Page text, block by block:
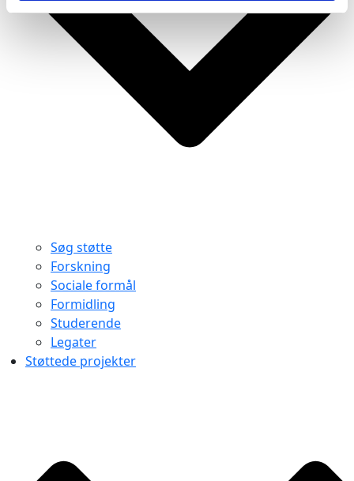
Søg støtte
Forskning
Sociale formål
Formidling
Studerende
Legater
Støttede projekter